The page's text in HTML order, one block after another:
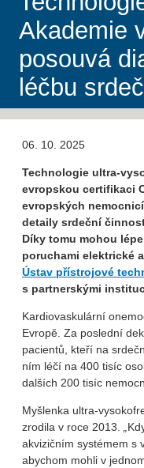
Akademie
posouvá
léčbu
06. 10. 2025
Technologie ultra-
evropskou certifikaci
evropských
detaily srdeční
Díky tomu mohou
poruchami elektrické
Ústav přístrojové
s partnerskými
Kardiovaskulární
Evropě. Za poslední
pacientů, kteří na
ním léčí na 400 tisíc
dalších 200 tisíc
Myšlenka ultra-
zrodila v roce 2013. „
akvizičním systémem s
abychom mohli v